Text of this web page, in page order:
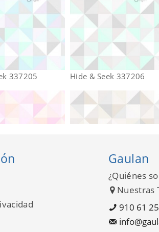
337205 Hide & Seek 337206
Gaulan
¿Quiénes
Nuestras
910 61